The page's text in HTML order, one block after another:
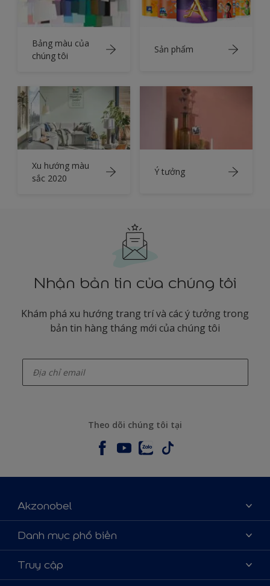
Bảng màu của
chúng tôi
Sản phẩm
Xu hướng màu
sắc 2020
Ý tưởng
Nhận bản tin của chúng tôi
Khám phá xu hướng trang trí và các ý tưởng trong
bản tin hàng tháng mới của chúng tôi
Theo dõi chúng tôi tại
Akzonobel
Giới thiệu về AkzoNobel
Liên hệ chúng tôi
Tìm một cửa hàng
Danh mục phổ biến
Tìm màu sắc
Chọn sản phẩm
Truy cập